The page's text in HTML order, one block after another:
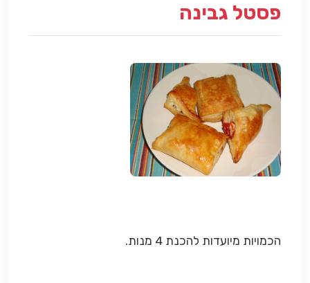
פסטל גבינה
הכמויות מיועדות להכנת 4 מנות.